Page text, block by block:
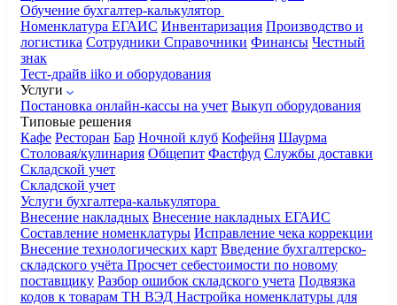
Обучение бухгалтер-калькулятор
Номенклатура ЕГАИС Инвентаризация Производство и
логистика Сотрудники Справочники Финансы Честный
знак
Тест-драйв iiko и оборудования
Услуги
Постановка онлайн-кассы на учет Выкуп оборудования
Типовые решения
Кафе Ресторан Бар Ночной клуб Кофейня Шаурма
Столовая/кулинария Общепит Фастфуд Службы доставки
Складской учет
Складской учет
Услуги бухгалтера-калькулятора
Внесение накладных Внесение накладных ЕГАИС
Составление номенклатуры Исправление чека коррекции
Внесение технологических карт Введение бухгалтерско-
складского учёта Просчет себестоимости по новому
поставщику Разбор ошибок складского учета Подвязка
кодов к товарам ТН ВЭД Настройка номенклатуры для